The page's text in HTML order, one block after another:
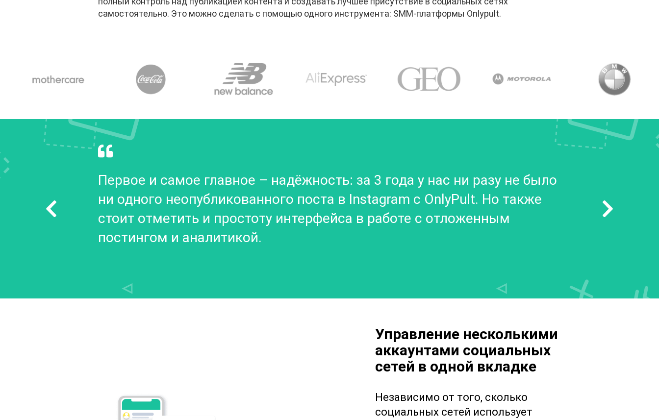
самостоятельно. Это можно сделать с помощью одного инструмента: SMM-платформы Onlypult.
Первое и самое главное – надёжность: за 3 года у нас ни разу не было
ни одного неопубликованного поста в Instagram с OnlyPult. Но также
стоит отметить и простоту интерфейса в работе с отложенным
постингом и аналитикой.
Управление несколькими
аккаунтами социальных
сетей в одной вкладке
Независимо от того, сколько
социальных сетей использует